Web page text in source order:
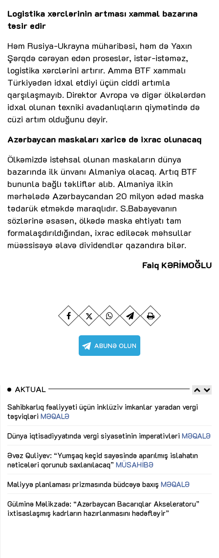
Logistika xərclərinin artması xammal bazarına
təsir edir
Həm Rusiya-Ukrayna müharibəsi, həm də Yaxın
Şərqdə cərəyan edən proseslər, istər-istəməz,
logistika xərclərini artırır. Amma BTF xammalı
Türkiyədən idxal etdiyi üçün ciddi artımla
qarşılaşmayıb. Direktor Avropa və digər ölkələrdən
idxal olunan texniki avadanlıqların qiymətində də
cüzi artım olduğunu deyir.
Azərbaycan maskaları xaricə də ixrac olunacaq
Ölkəmizdə istehsal olunan maskaların dünya
bazarında ilk ünvanı Almaniya olacaq. Artıq BTF
bununla bağlı təkliflər alıb. Almaniya ilkin
mərhələdə Azərbaycandan 20 milyon ədəd maska
tədarük etməkdə maraqlıdır. S.Babayevanın
sözlərinə əsasən, ölkədə maska ehtiyatı tam
formalaşdırıldığından, ixrac ediləcək məhsullar
müəssisəyə əlavə dividendlər qazandıra bilər.
Faiq KƏRİMOĞLU
AKTUAL
Sahibkarlıq fəaliyyəti üçün inklüziv imkanlar yaradan vergi
təşviqləri MƏQALƏ
Dünya iqtisadiyyatında vergi siyasətinin imperativləri MƏQALƏ
Əvəz Quliyev: “Yumşaq keçid sayəsində aparılmış islahatın
nəticələri qorunub saxlanılacaq” MÜSAHİBƏ
Maliyyə planlaması prizmasında büdcəyə baxış MƏQALƏ
Gülminə Məlikzadə: “Azərbaycan Bacarıqlar Akseleratoru”
ixtisaslaşmış kadrların hazırlanmasını hədəfləyir”